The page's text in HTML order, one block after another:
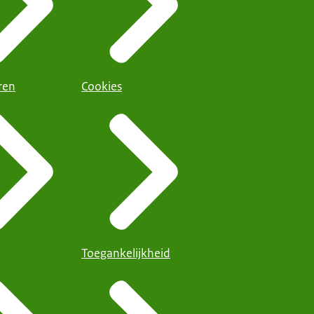
Cookies
Toegankelijkheid